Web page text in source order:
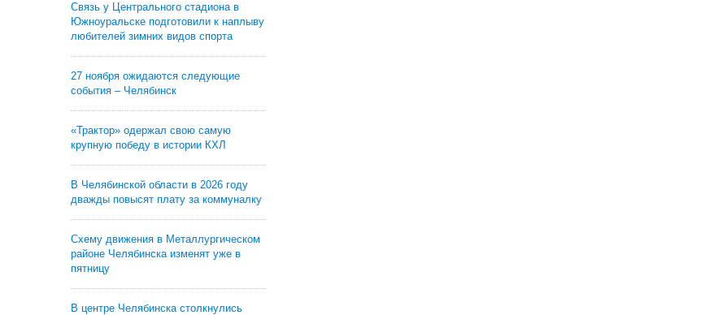
Связь у Центрального стадиона в
Южноуральске подготовили к наплыву
любителей зимних видов спорта
27 ноября ожидаются следующие
события – Челябинск
«Трактор» одержал свою самую
крупную победу в истории КХЛ
В Челябинской области в 2026 году
дважды повысят плату за коммуналку
Схему движения в Металлургическом
районе Челябинска изменят уже в
пятницу
В центре Челябинска столкнулись